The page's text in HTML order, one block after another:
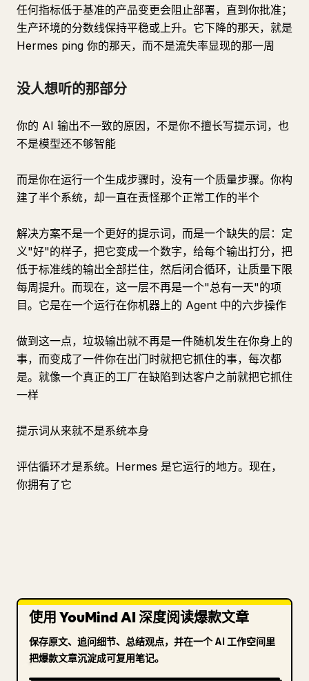
任何指标低于基准的产品变更会阻止部署，直到你批准；
生产环境的分数线保持平稳或上升。它下降的那天，就是
Hermes ping 你的那天，而不是流失率显现的那一周
没人想听的那部分
你的 AI 输出不一致的原因，不是你不擅长写提示词，也
不是模型还不够智能
而是你在运行一个生成步骤时，没有一个质量步骤。你构
建了半个系统，却一直在责怪那个正常工作的半个
解决方案不是一个更好的提示词，而是一个缺失的层：定
义"好"的样子，把它变成一个数字，给每个输出打分，把
低于标准线的输出全部拦住，然后闭合循环，让质量下限
每周提升。而现在，这一层不再是一个"总有一天"的项
目。它是在一个运行在你机器上的 Agent 中的六步操作
做到这一点，垃圾输出就不再是一件随机发生在你身上的
事，而变成了一件你在出门时就把它抓住的事，每次都
是。就像一个真正的工厂在缺陷到达客户之前就把它抓住
一样
提示词从来就不是系统本身
评估循环才是系统。Hermes 是它运行的地方。现在，
你拥有了它
使用 YouMind AI 深度阅读爆款文章
保存原文、追问细节、总结观点，并在一个 AI 工作空间里
把爆款文章沉淀成可复用笔记。